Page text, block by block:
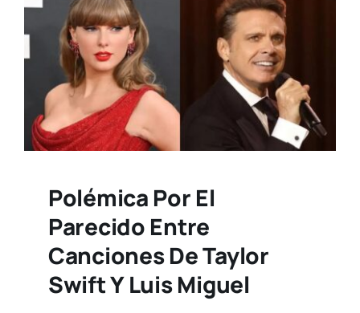
Polémica Por El
Parecido Entre
Canciones De Taylor
Swift Y Luis Miguel